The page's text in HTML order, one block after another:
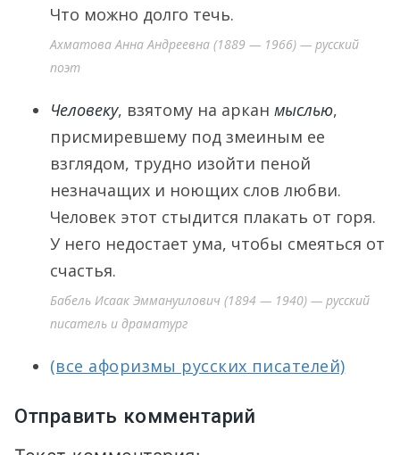
Что можно долго течь.
Ахматова Анна Андреевна (1889 — 1966) — русский
поэт
Человеку, взятому на аркан мыслью,
присмиревшему под змеиным ее
взглядом, трудно изойти пеной
незначащих и ноющих слов любви.
Человек этот стыдится плакать от горя.
У него недостает ума, чтобы смеяться от
счастья.
Бабель Исаак Эммануилович (1894 — 1940) — русский
писатель и драматург
(все афоризмы русских писателей)
Отправить комментарий